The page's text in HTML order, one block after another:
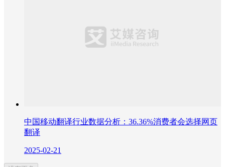
中国移动翻译行业数据分析：36.36%消费者会选择网页
翻译
2025-02-21